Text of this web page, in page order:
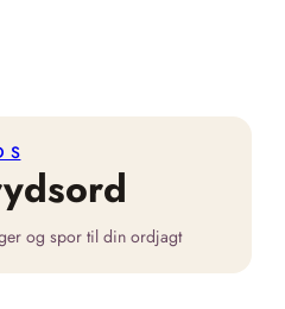
S
og spor til din ordjagt